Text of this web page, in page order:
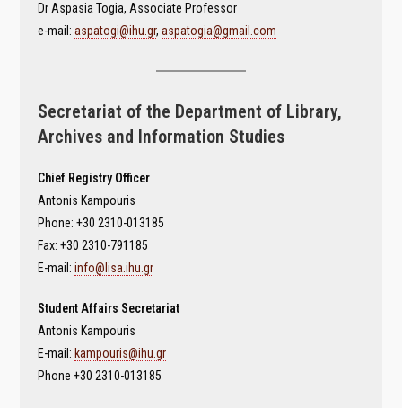
Dr Aspasia Togia, Associate Professor
e-mail:aspatogi@ihu.gr,aspatogia@gmail.com
Secretariat of the Department of Library,
Archives and Information Studies
Chief Registry Officer
Antonis Kampouris
Phone: +30 2310-013185
Fax: +30 2310-791185
E-mail:info@lisa.ihu.gr
Student Affairs Secretariat
Antonis Kampouris
E-mail: kampouris@ihu.gr
Phone +30 2310-013185